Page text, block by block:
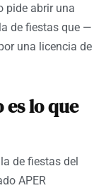
pide abrir una
de fiestas que —
una licencia de
es lo que
de fiestas del
APER